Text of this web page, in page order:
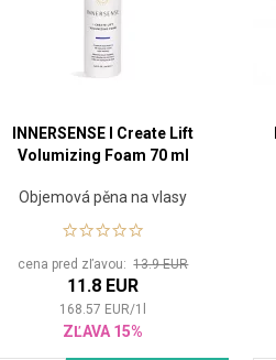
INNERSENSE I Create Lift
Volumizing Foam 70 ml
Objemová pěna na vlasy
cena pred zľavou:13.9 EUR
11.8 EUR
168.57 EUR/1
ZĽAVA 15%